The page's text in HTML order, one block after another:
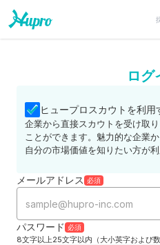
ログ
ヒュープロスカウトを利用
企業から直接スカウトを受け取
ことができます。魅力的な企業
自分の市場価値を知りたい方が利
メールアドレス 必須
パスワード 必須
8文字以上25文字以内（大小英字および数